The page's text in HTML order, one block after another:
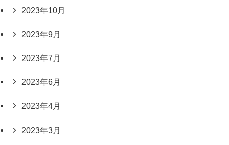
2023年10月
2023年9月
2023年7月
2023年6月
2023年4月
2023年3月